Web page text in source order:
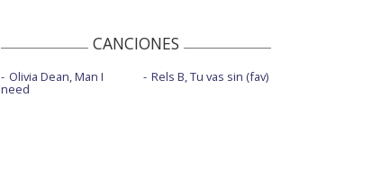
CANCIONES
Olivia Dean, Man I
need
Rels B, Tu vas sin (fav)